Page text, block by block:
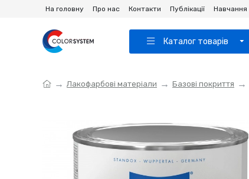
На головну Про нас Контакти Публікації Навчання
Каталог товарів
Лакофарбові матеріали Базові покриття